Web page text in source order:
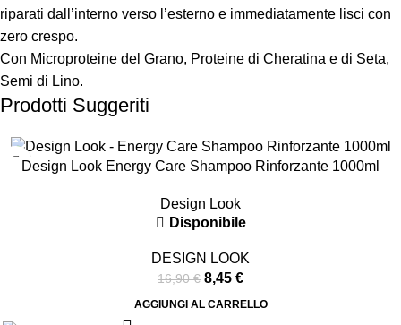
riparati dall’interno verso l’esterno e immediatamente lisci con
zero crespo.
Con Microproteine del Grano, Proteine di Cheratina e di Seta,
Semi di Lino.
Prodotti Suggeriti
-50%
Design Look Energy Care Shampoo Rinforzante 1000ml
Design Look
Disponibile
DESIGN LOOK
16,90€ 8,45 €
AGGIUNGI AL CARRELLO